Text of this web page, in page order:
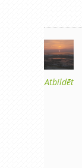
Atbildēt